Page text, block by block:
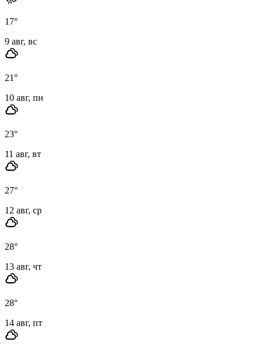
17°
9 авг, вс
21°
10 авг, пн
23°
11 авг, вт
27°
12 авг, ср
28°
13 авг, чт
28°
14 авг, пт